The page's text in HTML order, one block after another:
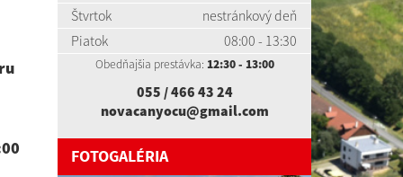
Štvrtok
nestránkový deň
Piatok
08:00 - 13:30
Obedňajšia prestávka: 12:30 - 13:00
055 / 466 43 24
novacanyocu@gmail.com
FOTOGALÉRIA